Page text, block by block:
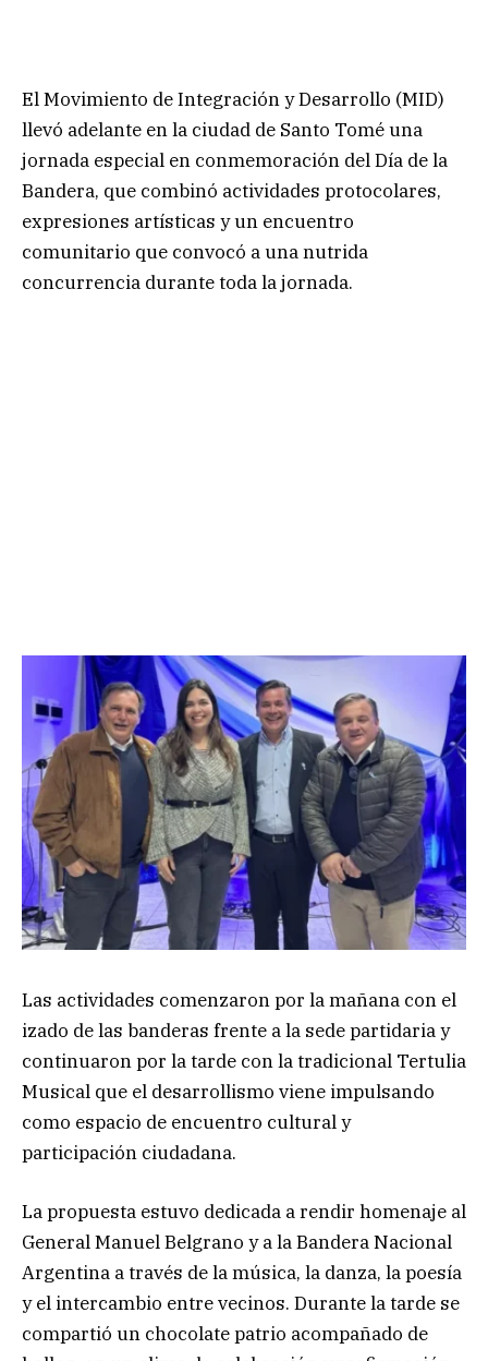
El Movimiento de Integración y Desarrollo (MID)
llevó adelante en la ciudad de Santo Tomé una
jornada especial en conmemoración del Día de la
Bandera, que combinó actividades protocolares,
expresiones artísticas y un encuentro
comunitario que convocó a una nutrida
concurrencia durante toda la jornada.
Las actividades comenzaron por la mañana con el
izado de las banderas frente a la sede partidaria y
continuaron por la tarde con la tradicional Tertulia
Musical que el desarrollismo viene impulsando
como espacio de encuentro cultural y
participación ciudadana.
La propuesta estuvo dedicada a rendir homenaje al
General Manuel Belgrano y a la Bandera Nacional
Argentina a través de la música, la danza, la poesía
y el intercambio entre vecinos. Durante la tarde se
compartió un chocolate patrio acompañado de